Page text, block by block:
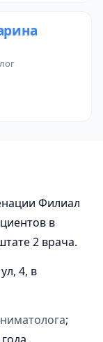
Филиал
в
2 врача.
4, в
;